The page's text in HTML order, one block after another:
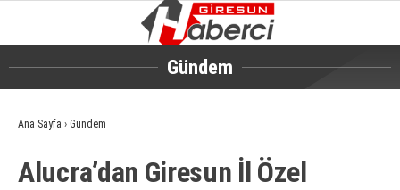
GALERİ
EKONOMI
Gündem
Ana Sayfa › Gündem
Alucra’dan Giresun İl Özel